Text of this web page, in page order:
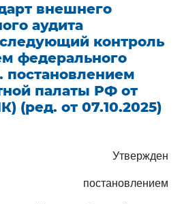
внешнего
аудита
контроль
федерального
постановлением
палаты РФ от
(ред. от 07.10.2025)
Утвержден
постановлением